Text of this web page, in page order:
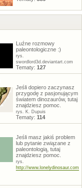
Luźne rozmowy
paleontologiczne :)
rys.
swordlord3d.deviantart.com
Tematy: 127
Jeśli dopiero zaczynasz
przygodę z pasjonującym
światem dinozaurów, tutaj
znajdziesz pomoc.
rys. K. Dupuis
Tematy: 114
Jeśli masz jakiś problem
lub pytanie związane z
paleontologią, tutaj
znajdziesz pomoc.
rys.
http://www.lonelydinosaur.com